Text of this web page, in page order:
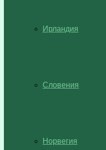
Ирландия
Словения
Норвегия